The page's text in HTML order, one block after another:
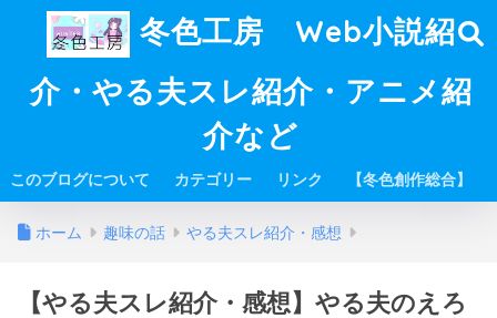
冬色工房 Web小説紹
介・やる夫スレ紹介・アニメ紹
介など
このブログについて カテゴリー リンク 【冬色創作総合】
ホーム 趣味の話 やる夫スレ紹介・感想
【やる夫スレ紹介・感想】やる夫のえろ